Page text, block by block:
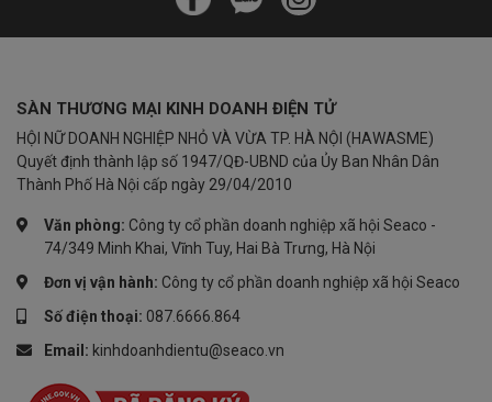
SÀN THƯƠNG MẠI KINH DOANH ĐIỆN TỬ
HỘI NỮ DOANH NGHIỆP NHỎ VÀ VỪA TP. HÀ NỘI (HAWASME)
Quyết định thành lập số 1947/QĐ-UBND của Ủy Ban Nhân Dân
Thành Phố Hà Nội cấp ngày 29/04/2010
Văn phòng: Công ty cổ phần doanh nghiệp xã hội Seaco -
74/349 Minh Khai, Vĩnh Tuy, Hai Bà Trưng, Hà Nội
Đơn vị vận hành: Công ty cổ phần doanh nghiệp xã hội Seaco
Số điện thoại: 087.6666.864
Email: kinhdoanhdientu@seaco.vn